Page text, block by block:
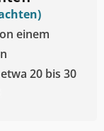
einem
20 bis 30